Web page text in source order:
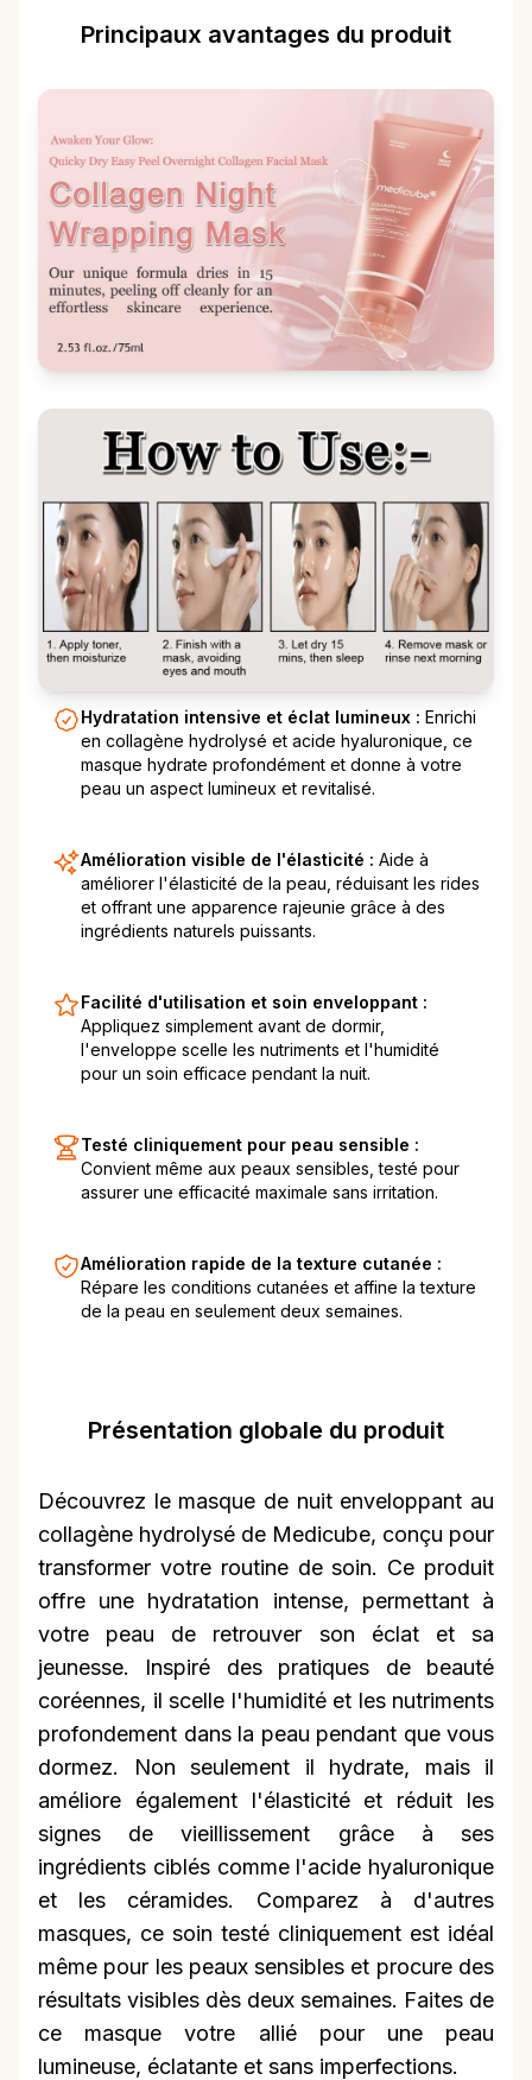
Principaux avantages du produit
Hydratation intensive et éclat lumineux : Enrichi
en collagène hydrolysé et acide hyaluronique, ce
masque hydrate profondément et donne à votre
peau un aspect lumineux et revitalisé.
Amélioration visible de l'élasticité : Aide à
améliorer l'élasticité de la peau, réduisant les rides
et offrant une apparence rajeunie grâce à des
ingrédients naturels puissants.
Facilité d'utilisation et soin enveloppant :
Appliquez simplement avant de dormir,
l'enveloppe scelle les nutriments et l'humidité
pour un soin efficace pendant la nuit.
Testé cliniquement pour peau sensible :
Convient même aux peaux sensibles, testé pour
assurer une efficacité maximale sans irritation.
Amélioration rapide de la texture cutanée :
Répare les conditions cutanées et affine la texture
de la peau en seulement deux semaines.
Présentation globale du produit
Découvrez le masque de nuit enveloppant au
collagène hydrolysé de Medicube, conçu pour
transformer votre routine de soin. Ce produit
offre une hydratation intense, permettant à
votre peau de retrouver son éclat et sa
jeunesse. Inspiré des pratiques de beauté
coréennes, il scelle l'humidité et les nutriments
profondement dans la peau pendant que vous
dormez. Non seulement il hydrate, mais il
améliore également l'élasticité et réduit les
signes de vieillissement grâce à ses
ingrédients ciblés comme l'acide hyaluronique
et les céramides. Comparez à d'autres
masques, ce soin testé cliniquement est idéal
même pour les peaux sensibles et procure des
résultats visibles dès deux semaines. Faites de
ce masque votre allié pour une peau
lumineuse, éclatante et sans imperfections.